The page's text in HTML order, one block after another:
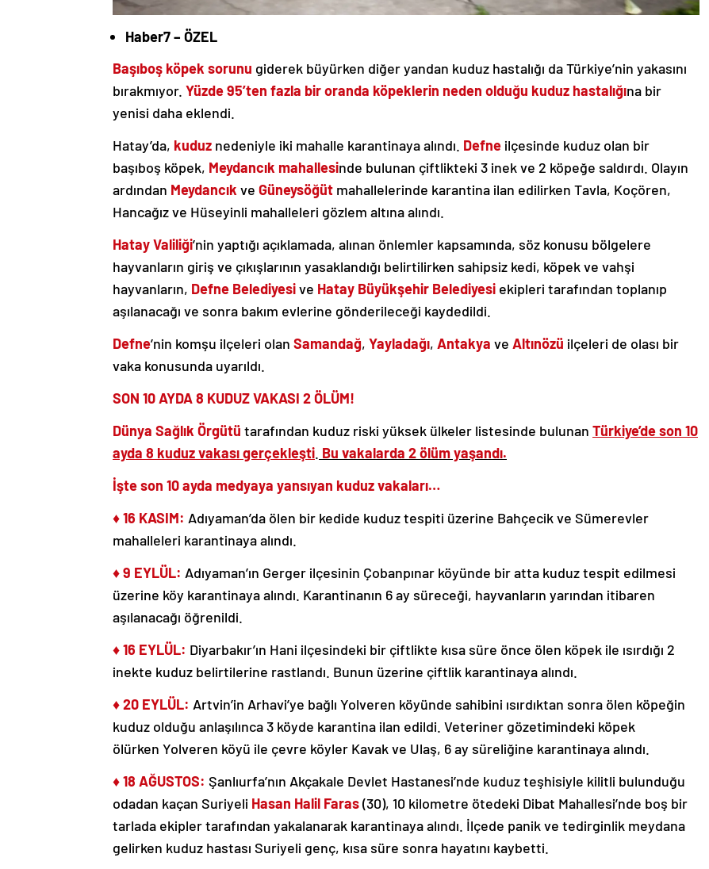
Haber7 – ÖZEL
Başıboş köpek sorunu giderek büyürken diğer yandan kuduz hastalığı da Türkiye’nin yakasını
bırakmıyor. Yüzde 95’ten fazla bir oranda köpeklerin neden olduğu kuduz hastalığına bir
yenisi daha eklendi.
Hatay’da, kuduz nedeniyle iki mahalle karantinaya alındı. Defne ilçesinde kuduz olan bir
başıboş köpek, Meydancık mahallesinde bulunan çiftlikteki 3 inek ve 2 köpeğe saldırdı. Olayın
ardından Meydancık ve Güneysöğüt mahallelerinde karantina ilan edilirken Tavla, Koçören,
Hancağız ve Hüseyinli mahalleleri gözlem altına alındı.
Hatay Valiliği’nin yaptığı açıklamada, alınan önlemler kapsamında, söz konusu bölgelere
hayvanların giriş ve çıkışlarının yasaklandığı belirtilirken sahipsiz kedi, köpek ve vahşi
hayvanların, Defne Belediyesive Hatay Büyükşehir Belediyesi ekipleri tarafından toplanıp
aşılanacağı ve sonra bakım evlerine gönderileceği kaydedildi.
Defne’nin komşu ilçeleri olan Samandağ, Yayladağı, Antakya ve Altınözü ilçeleri de olası bir
vaka konusunda uyarıldı.
SON 10 AYDA 8 KUDUZ VAKASI 2 ÖLÜM!
Dünya Sağlık Örgütü tarafından kuduz riski yüksek ülkeler listesinde bulunan Türkiye’de son 10
ayda 8 kuduz vakası gerçekleşti. Bu vakalarda 2 ölüm yaşandı.
İşte son 10 ayda medyaya yansıyan kuduz vakaları…
♦ 16 KASIM: Adıyaman’da ölen bir kedide kuduz tespiti üzerine Bahçecik ve Sümerevler
mahalleleri karantinaya alındı.
♦ 9 EYLÜL: Adıyaman’ın Gerger ilçesinin Çobanpınar köyünde bir atta kuduz tespit edilmesi
üzerine köy karantinaya alındı. Karantinanın 6 ay süreceği, hayvanların yarından itibaren
aşılanacağı öğrenildi.
♦ 16 EYLÜL: Diyarbakır’ın Hani ilçesindeki bir çiftlikte kısa süre önce ölen köpek ile ısırdığı 2
inekte kuduz belirtilerine rastlandı. Bunun üzerine çiftlik karantinaya alındı.
♦ 20 EYLÜL: Artvin’in Arhavi’ye bağlı Yolveren köyünde sahibini ısırdıktan sonra ölen köpeğin
kuduz olduğu anlaşılınca 3 köyde karantina ilan edildi. Veteriner gözetimindeki köpek
ölürken Yolveren köyü ile çevre köyler Kavak ve Ulaş, 6 ay süreliğine karantinaya alındı.
♦ 18 AĞUSTOS: Şanlıurfa’nın Akçakale Devlet Hastanesi’nde kuduz teşhisiyle kilitli bulunduğu
odadan kaçan Suriyeli Hasan Halil Faras(30), 10 kilometre ötedeki Dibat Mahallesi’nde boş bir
tarlada ekipler tarafından yakalanarak karantinaya alındı. İlçede panik ve tedirginlik meydana
gelirken kuduz hastası Suriyeli genç, kısa süre sonra hayatını kaybetti.